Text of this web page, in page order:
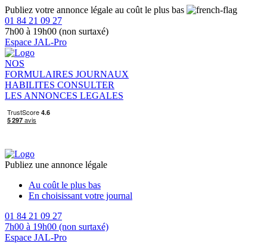
Publiez votre annonce légale au coût le plus bas
01 84 21 09 27
7h00 à 19h00 (non surtaxé)
Espace JAL-Pro
NOS
FORMULAIRES JOURNAUX
HABILITES CONSULTER
LES ANNONCES LEGALES
Publiez une annonce légale
Au coût le plus bas
En choisissant votre journal
01 84 21 09 27
7h00 à 19h00 (non surtaxé)
Espace JAL-Pro